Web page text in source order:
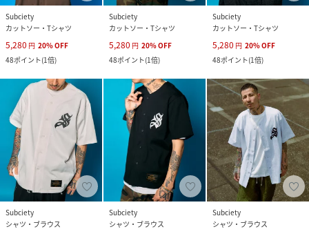
Subciety
カットソー・Tシャツ
5,280 円 20%OFF
48ポイント(1倍)
Subciety
カットソー・Tシャツ
5,280 円 20%OFF
48ポイント(1倍)
Subciety
カットソー・Tシャツ
5,280 円 20%OFF
48ポイント(1倍)
Subciety
シャツ・ブラウス
Subciety
シャツ・ブラウス
Subciety
シャツ・ブラウス